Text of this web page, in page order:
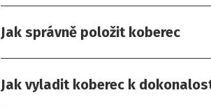
Jak správně položit koberec
Jak vyladit koberec k